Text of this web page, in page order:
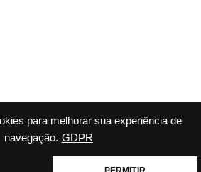
para melhorar sua experiência de
navegação. GDPR